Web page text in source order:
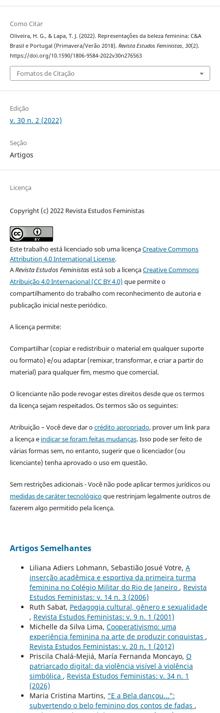
Como Citar
Oliveira, H. G., & Lapa, T. J. (2022). Representações da beleza feminina: C&A
Brasil e Portugal (Primavera/Verão 2018). Revista Estudos Feministas, 30(2).
https://doi.org/10.1590/1806-9584-2022v30n276563
Fomatos de Citação
Edição
v. 30 n. 2 (2022)
Seção
Artigos
Licença
Copyright (c) 2022 Revista Estudos Feministas
Este trabalho está licenciado sob uma licençaCreative Commons
Attribution 4.0 International License.
ARevista Estudos Feministasestá sob a licençaCreative Commons
Atribuição 4.0 Internacional (CC BY 4.0) que permite o
compartilhamento do trabalho com reconhecimento de autoria e
publicação inicial neste periódico.
A licença permite:
Compartilhar (copiar e redistribuir o material em qualquer suporte
ou formato) e/ou adaptar (remixar, transformar, e criar a partir do
material) para qualquer fim, mesmo que comercial.
O licenciante não pode revogar estes direitos desde que os termos
da licença sejam respeitados. Os termos são os seguintes:
Atribuição – Você deve dar ocrédito apropriado, prover um link para
a licença e indicar se foram feitas mudanças. Isso pode ser feito de
várias formas sem, no entanto, sugerir que o licenciador (ou
licenciante) tenha aprovado o uso em questão.
Sem restrições adicionais - Você não pode aplicar termos jurídicos ou
medidas de caráter tecnológicoque restrinjam legalmente outros de
fazerem algo permitido pela licença.
Artigos Semelhantes
Liliana Adiers Lohmann, Sebastião Josué Votre, A
inserção acadêmica e esportiva da primeira turma
feminina no Colégio Militar do Rio de Janeiro , Revista
Estudos Feministas: v. 14 n. 3 (2006)
Ruth Sabat, Pedagogia cultural, gênero e sexualidade
, Revista Estudos Feministas: v. 9 n. 1 (2001)
Michelle da Silva Lima, Cooperativismo: uma
experiência feminina na arte de produzir conquistas ,
Revista Estudos Feministas: v. 20 n. 1 (2012)
Priscila Chalá-Mejiá, María Fernanda Moncayo, O
patriarcado digital: da violência visível à violência
simbólica , Revista Estudos Feministas: v. 34 n. 1
(2026)
Maria Cristina Martins, “E a Bela dançou...”:
subvertendo o belo feminino dos contos de fadas ,